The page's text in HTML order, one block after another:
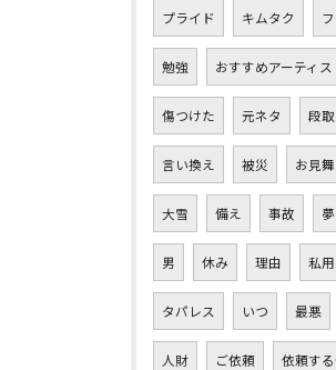
プライド キムタク
勉強 おすすめアーティス
傷つけた 元ネタ 段取
言い換え 被災 お見
大雪 備え 事故 夢
男 休み 理由 私用
タパレス いつ 最悪
人財 ご依頼 依頼す